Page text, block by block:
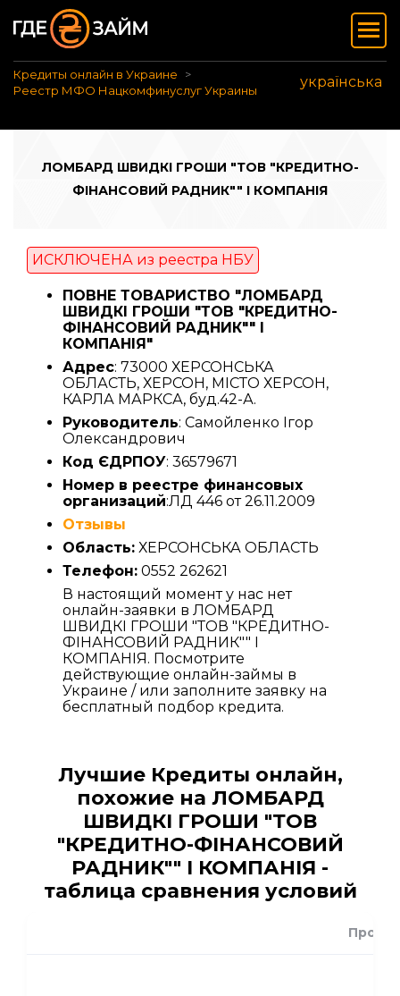
Кредиты онлайн в Украине
Реестр МФО Нацкомфинуслуг Украины
українська
ЛОМБАРД ШВИДКІ ГРОШИ "ТОВ "КРЕДИТНО-
ФІНАНСОВИЙ РАДНИК"" І КОМПАНІЯ
ИСКЛЮЧЕНА из реестра НБУ
ПОВНЕ ТОВАРИСТВО "ЛОМБАРД
ШВИДКІ ГРОШИ "ТОВ "КРЕДИТНО-
ФІНАНСОВИЙ РАДНИК"" І
КОМПАНІЯ"
Адрес: 73000 ХЕРСОНСЬКА
ОБЛАСТЬ, ХЕРСОН, МІСТО ХЕРСОН,
КАРЛА МАРКСА, буд.42-А.
Руководитель: Самойленко Ігор
Олександрович
Код ЄДРПОУ: 36579671
Номер в реестре финансовых
организаций:ЛД 446 от 26.11.2009
Отзывы
Область: ХЕРСОНСЬКА ОБЛАСТЬ
Телефон: 0552 262621
В настоящий момент у нас нет
онлайн-заявки в ЛОМБАРД
ШВИДКІ ГРОШИ "ТОВ "КРЕДИТНО-
ФІНАНСОВИЙ РАДНИК"" І
КОМПАНІЯ. Посмотрите
действующие онлайн-займы в
Украине / или заполните заявку на
бесплатный подбор кредита.
Лучшие Кредиты онлайн,
похожие на ЛОМБАРД
ШВИДКІ ГРОШИ "ТОВ
"КРЕДИТНО-ФІНАНСОВИЙ
РАДНИК"" І КОМПАНІЯ -
таблица сравнения условий